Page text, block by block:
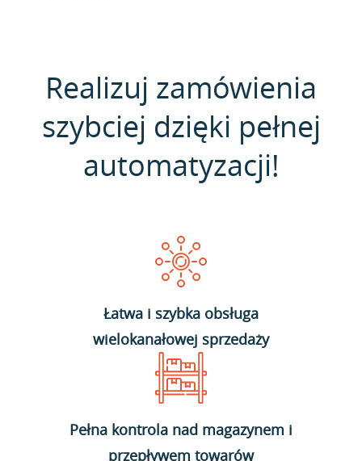
Realizuj zamówienia
szybciej dzięki pełnej
automatyzacji!
Łatwa i szybka obsługa
wielokanałowej sprzedaży
Pełna kontrola nad magazynem i
przepływem towarów